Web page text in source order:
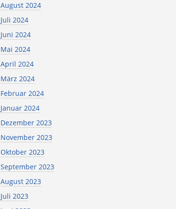
August 2024
Juli 2024
Juni 2024
Mai 2024
April 2024
März 2024
Februar 2024
Januar 2024
Dezember 2023
November 2023
Oktober 2023
September 2023
August 2023
Juli 2023